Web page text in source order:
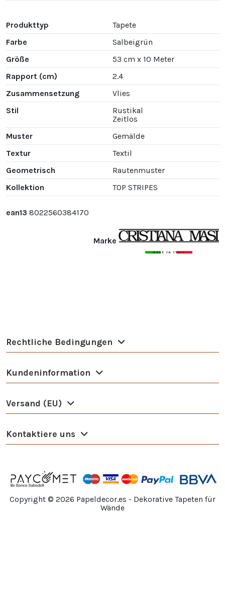
Produkttyp
Tapete
Farbe
Salbeigrün
Größe
53 cm x 10 Meter
Rapport (cm)
2.4
Zusammensetzung
Vlies
Stil
Rustikal
Zeitlos
Muster
Gemälde
Textur
Textil
Geometrisch
Rautenmuster
Kollektion
TOP STRIPES
Marke
ean13 8022560384170
Rechtliche Bedingungen
Kundeninformation
Versand (EU)
Kontaktiere uns
Copyright © 2026 Papeldecor.es - Dekorative Tapeten für
Wände